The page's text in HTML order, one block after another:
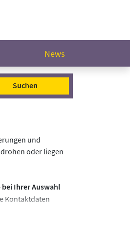
News
Suchen
und
oder liegen
bei Ihrer Auswahl
Kontaktdaten